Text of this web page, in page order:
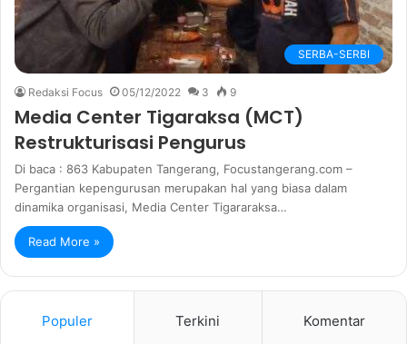
SERBA-SERBI
Redaksi Focus 05/12/2022 3 9
Media Center Tigaraksa (MCT)
Restrukturisasi Pengurus
Di baca : 863 Kabupaten Tangerang, Focustangerang.com –
Pergantian kepengurusan merupakan hal yang biasa dalam
dinamika organisasi, Media Center Tigararaksa…
Read More »
Populer Terkini Komentar